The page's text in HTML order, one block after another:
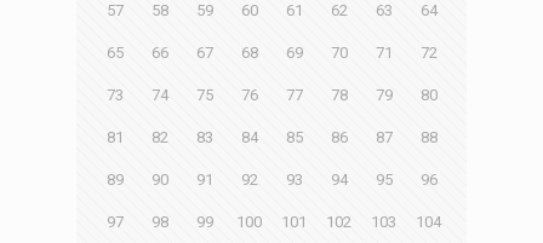
57 58 59 60 61 62 63 64
65 66 67 68 69 70 71 72
73 74 75 76 77 78 79 80
81 82 83 84 85 86 87 88
89 90 91 92 93 94 95 96
97 98 99 100 101 102 103 104